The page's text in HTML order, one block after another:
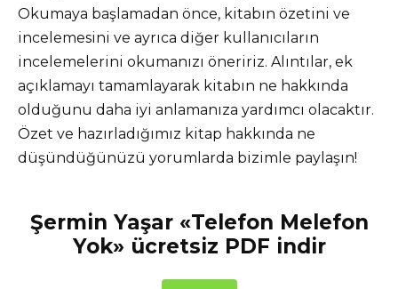
Okumaya başlamadan önce, kitabın özetini ve
incelemesini ve ayrıca diğer kullanıcıların
incelemelerini okumanızı öneririz. Alıntılar, ek
açıklamayı tamamlayarak kitabın ne hakkında
olduğunu daha iyi anlamanıza yardımcı olacaktır.
Özet ve hazırladığımız kitap hakkında ne
düşündüğünüzü yorumlarda bizimle paylaşın!
Şermin Yaşar «Telefon Melefon
Yok» ücretsiz PDF indir